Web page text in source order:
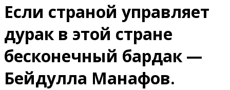
Если страной управляет
дурак в этой стране
бесконечный бардак —
Бейдулла Манафов.